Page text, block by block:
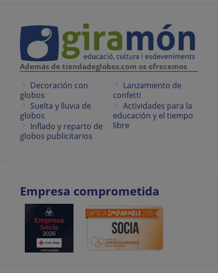
Además de tiendadeglobos.com os ofrecemos
Decoración con
globos
Suelta y lluvia de
globos
Inflado y reparto de
globos publicitarios
Lanzamiento de
confetti
Actividades para la
educación y el tiempo
libre
Empresa comprometida